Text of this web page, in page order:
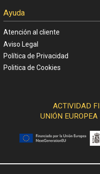
Ayuda
Atención al cliente
Aviso Legal
Política de Privacidad
Politica de Cookies
ACTIVIDAD
UNIÓN